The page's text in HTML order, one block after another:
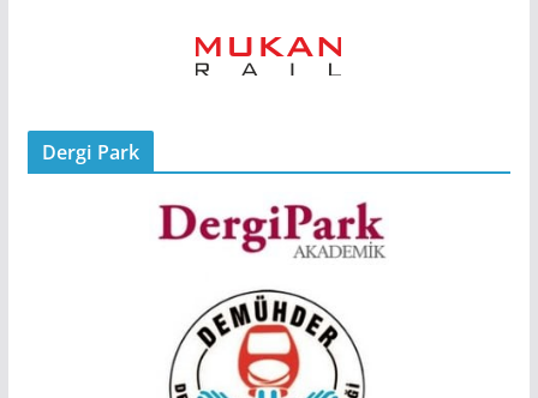
Dergi Park